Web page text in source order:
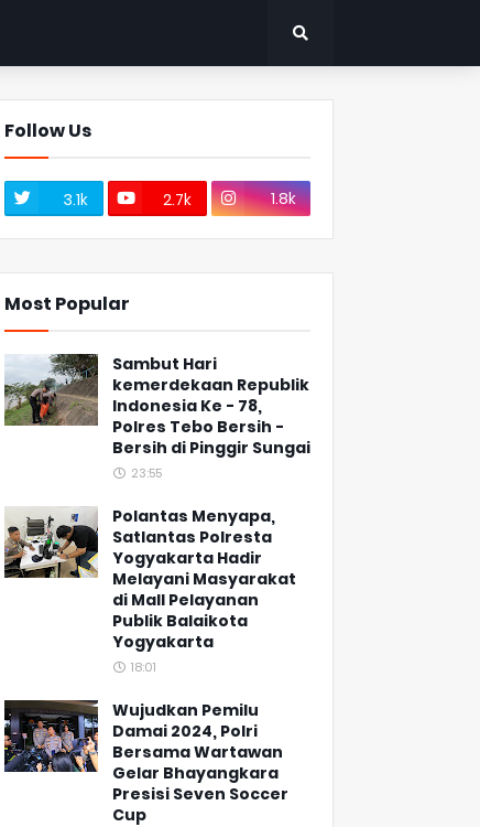
Follow Us
3.1k 2.7k 1.8k
Most Popular
Sambut Hari
kemerdekaan Republik
Indonesia Ke - 78,
Polres Tebo Bersih -
Bersih di Pinggir Sungai
23:55
Polantas Menyapa,
Satlantas Polresta
Yogyakarta Hadir
Melayani Masyarakat
di Mall Pelayanan
Publik Balaikota
Yogyakarta
18:01
Wujudkan Pemilu
Damai 2024, Polri
Bersama Wartawan
Gelar Bhayangkara
Presisi Seven Soccer
Cup